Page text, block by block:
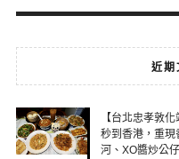
近期
【台北忠孝敦
秒到香港，重現
河、XO醬炒公